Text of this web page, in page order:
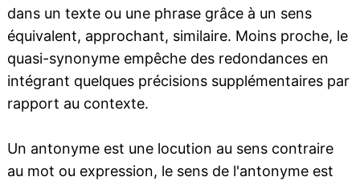
dans un texte ou une phrase grâce à un sens
équivalent, approchant, similaire. Moins proche, le
quasi-synonyme empêche des redondances en
intégrant quelques précisions supplémentaires par
rapport au contexte.
Un antonyme est une locution au sens contraire
au mot ou expression, le sens de l'antonyme est